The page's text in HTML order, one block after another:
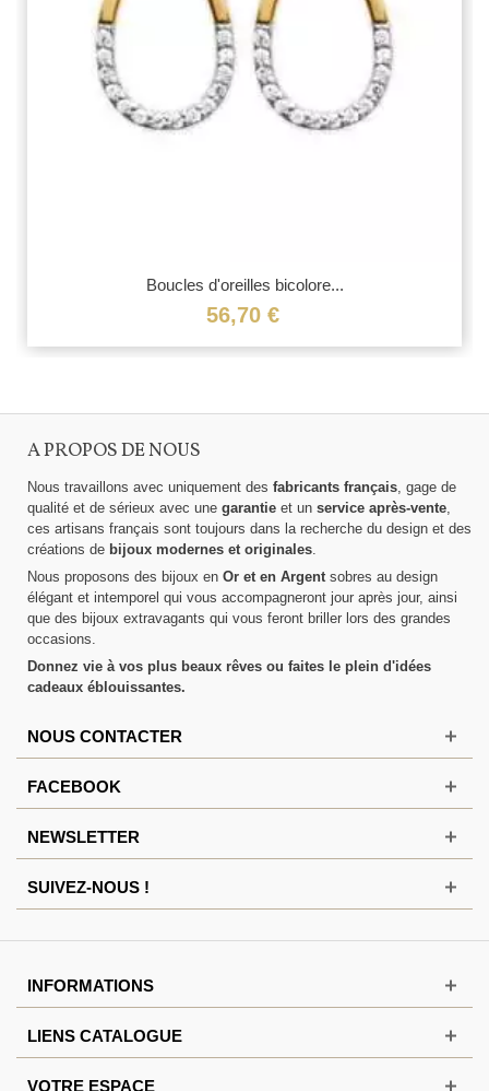
Boucles d'oreilles bicolore...
56,70 €
A PROPOS DE NOUS
Nous travaillons avec uniquement des fabricants français , gage de
qualité et de sérieux avec une garantie et un service après-vente
ces artisans français sont toujours dans la recherche du design et des
créations de bijoux modernes et originales
Nous proposons des bijoux en Or et en Argent sobres au design
élégant et intemporel qui vous accompagneront jour après jour, ainsi
que des bijoux extravagants qui vous feront briller lors des grandes
occasions.
Donnez vie à vos plus beaux rêves ou faites le plein d'idées
cadeaux éblouissantes.
NOUS CONTACTER
FACEBOOK
NEWSLETTER
SUIVEZ-NOUS !
INFORMATIONS
LIENS CATALOGUE
VOTRE ESPACE